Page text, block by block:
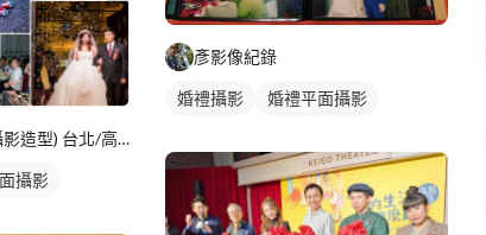
Jerry (天使皇后攝影造型) 台北/高雄
攝影
彥影像紀錄
婚禮攝影 婚禮平面攝影